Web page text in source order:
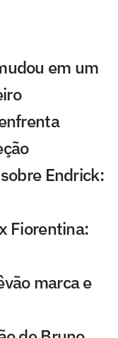
em um
Endrick:
Fiorentina:
marca e